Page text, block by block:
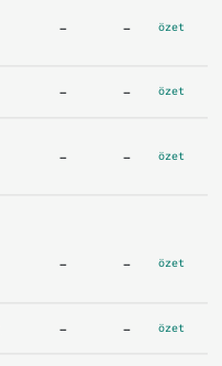
- - özet
- - özet
- - özet
- - özet
- - özet